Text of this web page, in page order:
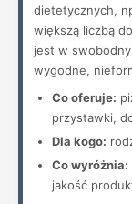
dietetycznych,
większą liczbą
jest w
wygodne,
Co oferuje:
przystawki,
Dla kogo:
Co wyróżnia:
jakość